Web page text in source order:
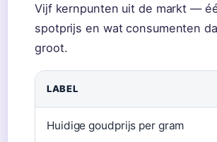
Vijf kernpunten uit de markt —
spotprijs en wat consumenten
groot.
LABEL
Huidige goudprijs per gram